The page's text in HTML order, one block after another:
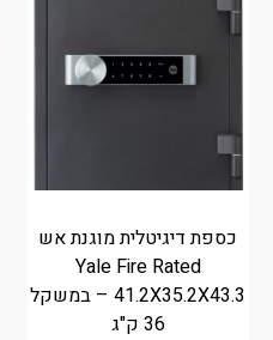
כספת דיגיטלית מוגנת אש
Yale Fire Rated
41.2X35.2X43.3 – במשקל
36 ק"ג